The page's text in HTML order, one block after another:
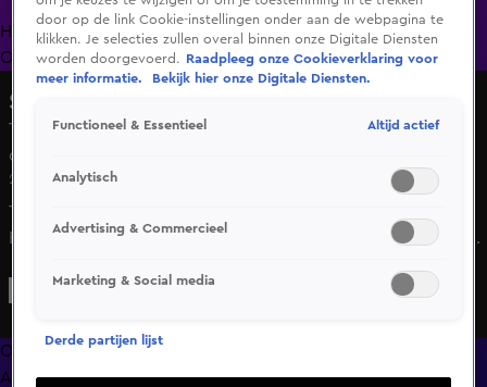
HomeUitzending Gemist Programma's De Bondgenoten
OranjezomerLivestreamsShop
Shownieuws
Timor Steffens blikt terug op zijn spraakmakende
deelname aan Expeditie Robinson
24 mei 2025, 11:39
Timor kreeg veel kritiek en gezeik door zijn deelname aan
Expeditie Robinson, maar gaat nuchter om met dit soort
vertelt hij aan de Shownieuws-desk.
Overzicht
Afleveringen
door op de link Cookie-instellingen onder aan de webpagina te
klikken. Je selecties zullen overal binnen onze Digitale Diensten
worden doorgevoerd.
Raadpleeg onze Cookieverklaring voor
meer informatie.
Bekijk hier onze Digitale Diensten.
Functioneel & Essentieel Altijd actief
Analytisch
Advertising & Commercieel
Marketing & Social media
Derde partijen lijst